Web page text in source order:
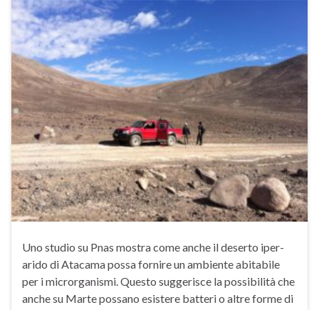
Uno studio su Pnas mostra come anche il deserto iper-
arido di Atacama possa fornire un ambiente abitabile
per i microrganismi. Questo suggerisce la possibilità che
anche su Marte possano esistere batteri o altre forme di